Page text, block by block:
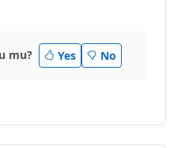
mu? Yes No